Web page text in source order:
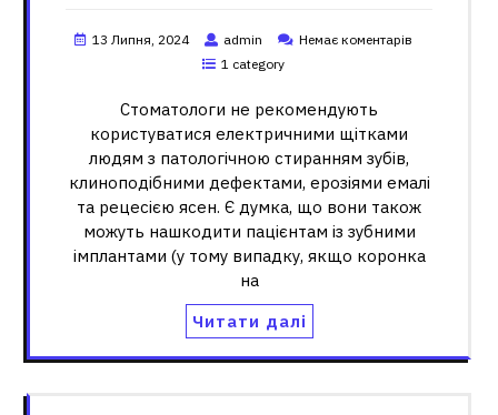
13 Липня, 2024 admin
Немає коментарів
1 category
Стоматологи не рекомендують
користуватися електричними щітками
людям з патологічною стиранням зубів,
клиноподібними дефектами, ерозіями емалі
та рецесією ясен. Є думка, що вони також
можуть нашкодити пацієнтам із зубними
імплантами (у тому випадку, якщо коронка
на
Читати далі